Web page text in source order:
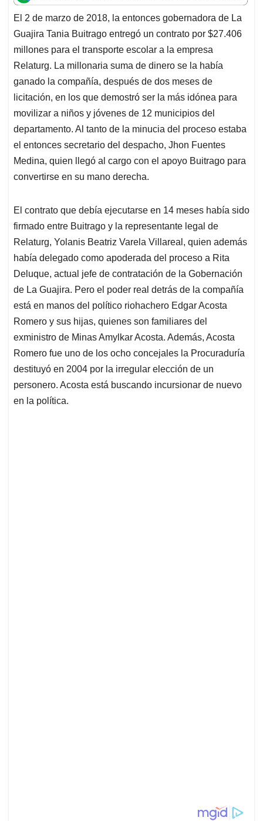
t
s
A
p
p
e
b
o
o
k
e
d
I
n
i
l
e
a
d
s
El 2 de marzo de 2018, la entonces gobernadora de La
Guajira Tania Buitrago entregó un contrato por $27.406
millones para el transporte escolar a la empresa
Relaturg. La millonaria suma de dinero se la había
ganado la compañía, después de dos meses de
licitación, en los que demostró ser la más idónea para
movilizar a niños y jóvenes de 12 municipios del
departamento. Al tanto de la minucia del proceso estaba
el entonces secretario del despacho, Jhon Fuentes
Medina, quien llegó al cargo con el apoyo Buitrago para
convertirse en su mano derecha.
El contrato que debía ejecutarse en 14 meses había sido
firmado entre Buitrago y la representante legal de
Relaturg, Yolanis Beatriz Varela Villareal, quien además
había delegado como apoderada del proceso a Rita
Deluque, actual jefe de contratación de la Gobernación
de La Guajira. Pero el poder real detrás de la compañía
está en manos del político riohachero Edgar Acosta
Romero y sus hijas, quienes son familiares del
exministro de Minas Amylkar Acosta. Además, Acosta
Romero fue uno de los ocho concejales la Procuraduría
destituyó en 2004 por la irregular elección de un
personero. Acosta está buscando incursionar de nuevo
en la política.